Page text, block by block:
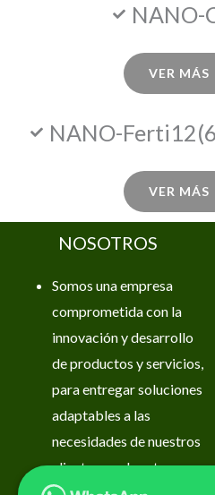
NANO-
VER MÁS
NANO-
VER MÁS
NOSOTROS
Somos una empresa
comprometida con la
innovación y desarrollo
de productos y servicios,
para entregar soluciones
adaptables a las
necesidades de nuestros
clientes en el sector